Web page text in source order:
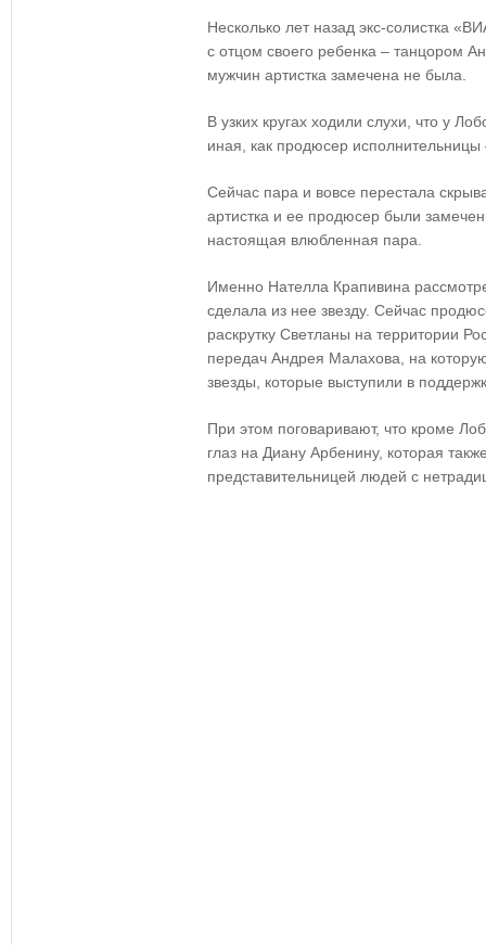
Несколько лет назад экс-солистка
с отцом своего ребенка – танцором
мужчин артистка замечена не была.
В узких кругах ходили слухи, что у
иная, как продюсер
Сейчас пара и вовсе перестала
артистка и ее продюсер были
настоящая влюбленная пара.
Именно Нателла Крапивина
сделала из нее звезду. Сейчас
раскрутку Светланы на территории
передач Андрея Малахова, на
звезды, которые выступили в
При этом поговаривают, что кроме
глаз на Диану Арбенину, которая
представительницей людей с